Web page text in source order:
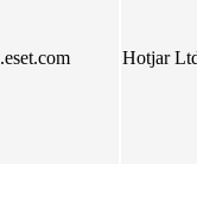
.eset.com Hotjar